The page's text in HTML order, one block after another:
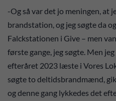
-Og så var det jo meningen, at
brandstation, og jeg søgte da
Falckstationen i Give – men
første gange, jeg søgte. Men
efteråret 2023 læste i Vores
søgte to deltidsbrandmænd,
og denne gang lykkedes det